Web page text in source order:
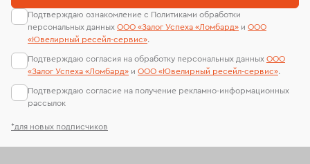
*для новых подписчиков
Подтверждаю ознакомление с Политиками обработки
персональных данных ООО «Залог Успеха «Ломбард» и ООО
«Ювелирный ресейл-сервиc».
Подтверждаю согласия на обработку персональных данных ООО
«Залог Успеха «Ломбард» и ООО «Ювелирный ресейл-сервиc».
Подтверждаю согласие на получение рекламно-информационных
рассылок